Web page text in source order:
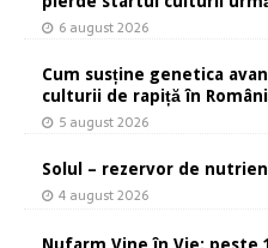
6 august 2026
Cum susține genetica
culturii de rapiță în
5 august 2026
Solul – rezervor de
4 august 2026